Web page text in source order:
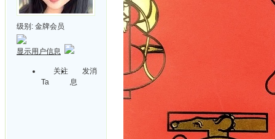
级别: 金牌会员
显示用户信息
关注
Ta
发消
息